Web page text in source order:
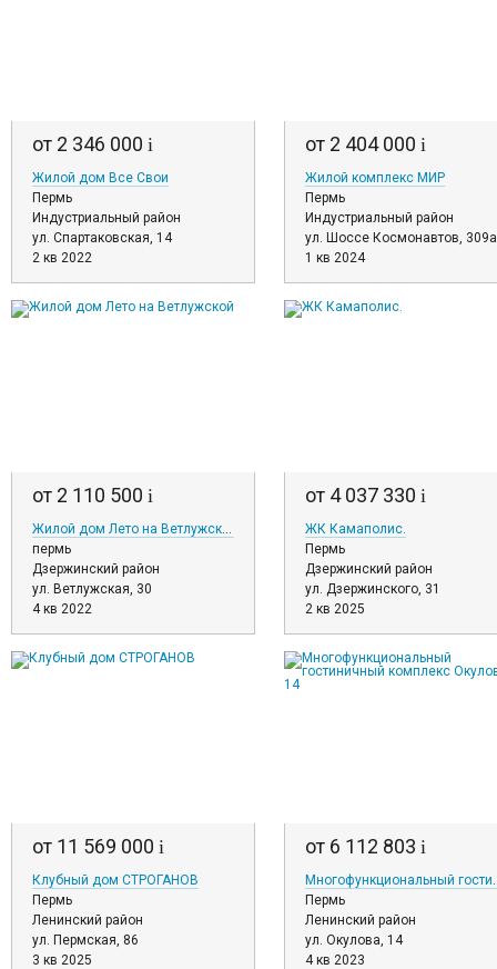
от 2 346 000 i
Жилой дом Все Свои
Пермь
Индустриальный район
ул. Спартаковская, 14
2 кв 2022
от 2 404 000 i
Жилой комплекс МИР
Пермь
Индустриальный район
ул. Шоссе Космонавтов, 309а
1 кв 2024
от 2 110 500 i
Жилой дом Лето на Ветлужской
пермь
Дзержинский район
ул. Ветлужская, 30
4 кв 2022
от 4 037 330 i
ЖК Камаполис.
Пермь
Дзержинский район
ул. Дзержинского, 31
2 кв 2025
от 11 569 000 i
Клубный дом СТРОГАНОВ
Пермь
Ленинский район
ул. Пермская, 86
3 кв 2025
от 6 112 803 i
Пермь
Ленинский район
ул. Окулова, 14
4 кв 2023